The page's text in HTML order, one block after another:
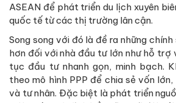
ASEAN để phát triển du lịch xuyên
quốc tế từ các thị trường lân cận.
Song song với đó là đề ra những
hơn đối với nhà đầu tư lớn như hỗ
tục đầu tư nhanh gọn, minh bạch.
theo mô hình PPP để chia sẻ vốn
và tư nhân. Đặc biệt là phát triển